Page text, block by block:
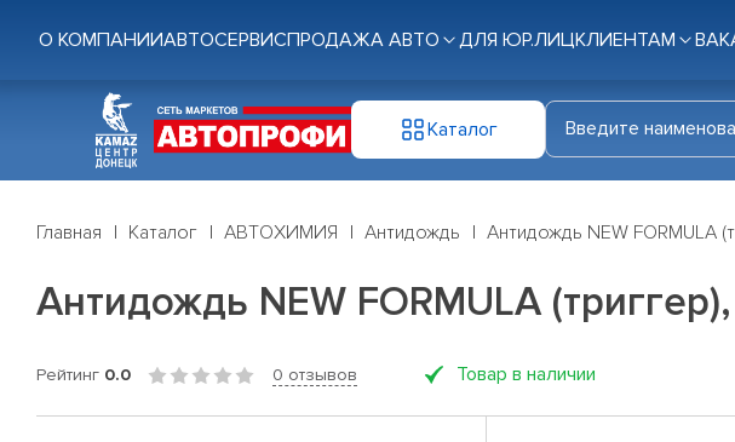
О КОМПАНИИАВТОСЕРВИСПРОДАЖА АВТО ДЛЯ ЮР.ЛИЦКЛИЕНТАМ
Каталог
Главная Каталог АВТОХИМИЯ Антидождь Антидождь NEW FORMULA
Антидождь NEW FORMULA
Рейтинг 0.0 0 отзывов Товар в наличии